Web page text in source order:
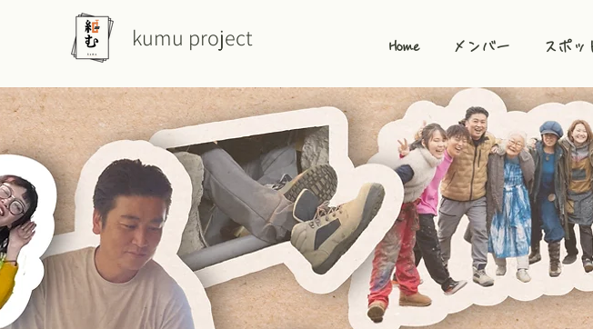
kumu project Home メンバー スポッ